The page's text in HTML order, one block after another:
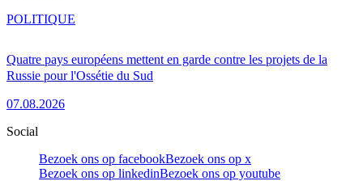
Quatre pays européens mettent en garde contre les projets de la
Russie pour l'Ossétie du Sud
07.08.2026
POLITIQUE
Social
Bezoek ons op facebookBezoek ons op x
Bezoek ons op linkedinBezoek ons op youtube